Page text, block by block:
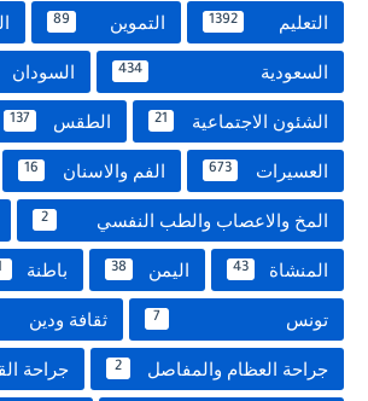
التعليم 1392 التموين 89
السعودية 434 السودان
الشئون الاجتماعية 21 الطقس 137
العسيرات 673 الفم والاسنان 16
المخ والاعصاب والطب النفسي 2
المنشاة 43 اليمن 38 باطنة 1
تونس 7 ثقافة ودين
جراحة العظام والمفاصل 2 جراحة